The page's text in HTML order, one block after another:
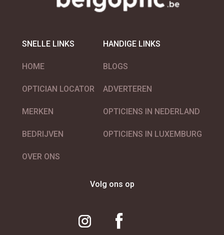
SNELLE LINKS
HOME
OPTICIAN LOCATOR
MERKEN
BEDRIJVEN
OVER ONS
HANDIGE LINKS
BLOGS
ADVERTEREN
OPTICIENS IN NEDERLAND
OPTICIENS IN LUXEMBURG
Volg ons op